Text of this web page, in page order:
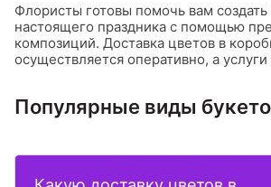
Флористы готовы помочь вам
настоящего праздника с помощью
композиций. Доставка цветов в
осуществляется оперативно, а
Популярные виды